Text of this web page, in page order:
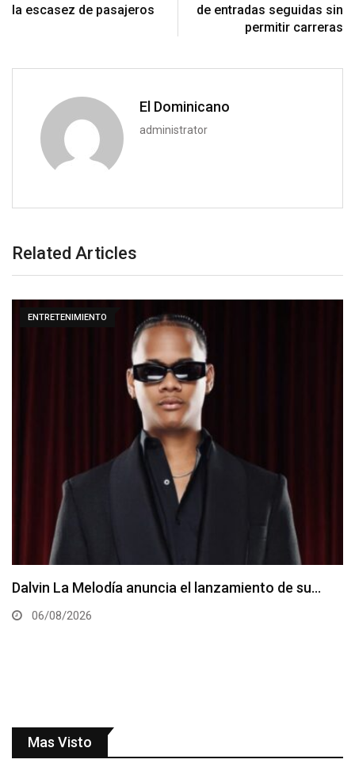
la escasez de pasajeros
de entradas seguidas sin
permitir carreras
El Dominicano
administrator
Related Articles
ENTRETENIMIENTO
Dalvin La Melodía anuncia el lanzamiento de su…
06/08/2026
Mas Visto